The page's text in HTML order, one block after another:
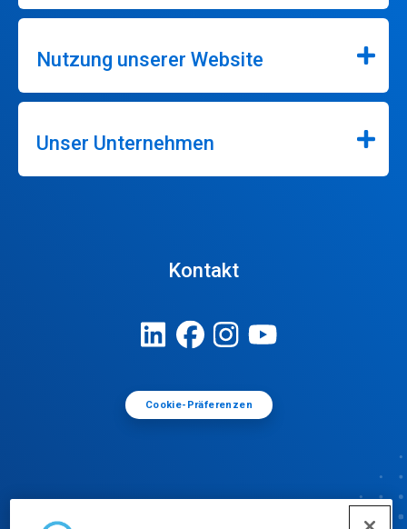
Nutzung unserer Website
Unser Unternehmen
Kontakt
Cookie-Präferenzen